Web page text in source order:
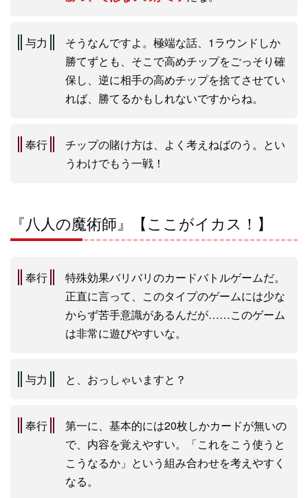
与力
そうなんですよ。極端な話、1ラウンドしか
勝てずとも、そこで高めチップをごっそり確
保し、逆に相手の高めチップを捨てさせてい
れば、勝てるかもしれないですからね。
奉行
チップの賭け方は、よく考えねばのう。とい
うわけでもう一戦！
『八人の魔術師』【ここがイカス！】
奉行
特殊効果バリバリのカードバトルゲームだ。
正直に言って、このタイプのゲームには少な
からず苦手意識があるんだが……このゲーム
は非常に遊びやすいな。
与力 と、おっしゃいますと？
奉行
第一に、基本的には20枚しかカードが無いの
で、内容を覚えやすい。「これをこう使うと
こうなるか」という組み合わせを考えやすく
なる。